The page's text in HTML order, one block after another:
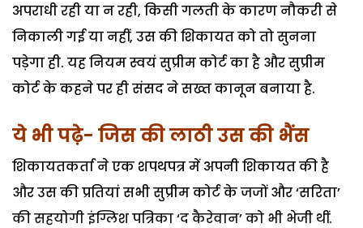
अपराधी रही या न रही, किसी गलती के कारण नौकरी से
निकाली गई या नहीं, उस की शिकायत को तो सुनना
पड़ेगा ही. यह नियम स्वयं सुप्रीम कोर्ट का है और सुप्रीम
कोर्ट के कहने पर ही संसद ने सख्त कानून बनाया है.
ये भी पढ़े- जिस की लाठी उस की भैंस
शिकायतकर्ता ने एक शपथपत्र में अपनी शिकायत की है
और उस की प्रतियां सभी सुप्रीम कोर्ट के जजों और ‘सरिता’
की सहयोगी इंग्लिश पत्रिका ‘द कैरेवान’ को भी भेजी थीं.